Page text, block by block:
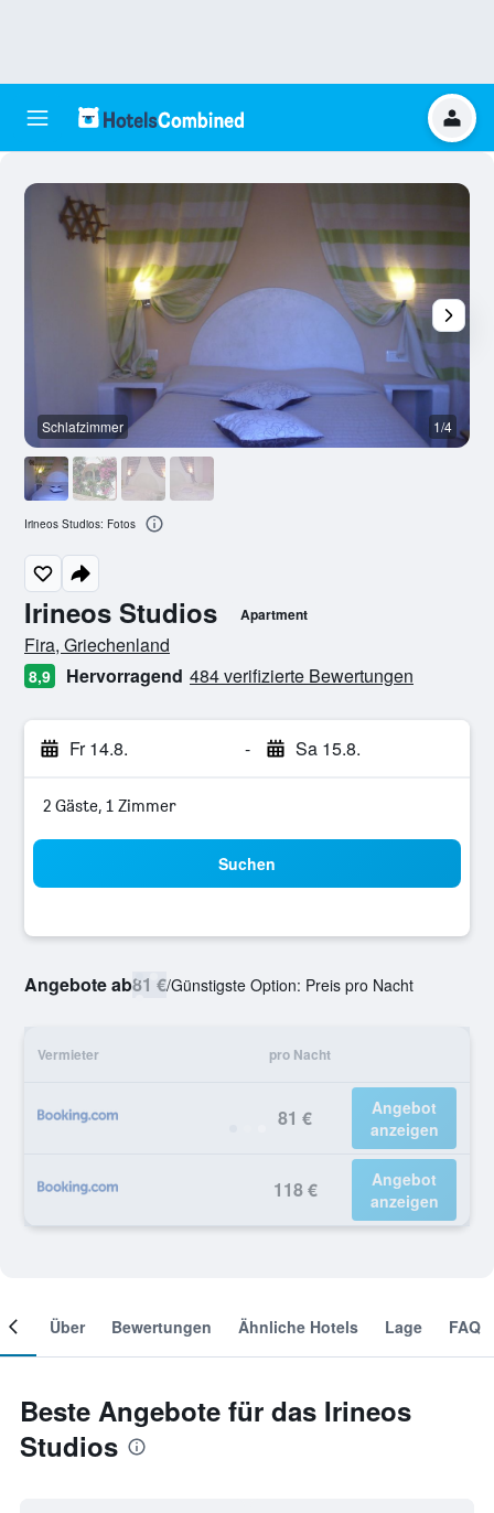
Irineos Studios Apartment
Bewertungskategorie 0
Fira, Griechenland
8,9 Hervorragend 484 verifizierte Bewertungen
Fr 14.8. - Sa 15.8.
2 Gäste, 1 Zimmer
Suchen
Angebote ab81 €/Günstigste Option: Preis pro Nacht
Vermieter pro Nacht
81 €
Angebot
anzeigen
118 €
Angebot
anzeigen
Schlafzimmer 1/4
Irineos Studios: Fotos
Über Bewertungen Ähnliche Hotels Lage FAQ
Beste Angebote für das Irineos
Studios